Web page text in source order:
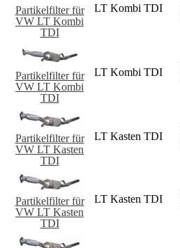
Partikelfilter für
VW LT Kombi
TDI
LT Kombi TDI
Partikelfilter für
VW LT Kombi
TDI
LT Kombi TDI
Partikelfilter für
VW LT Kasten
TDI
LT Kasten TDI
Partikelfilter für
VW LT Kasten
TDI
LT Kasten TDI